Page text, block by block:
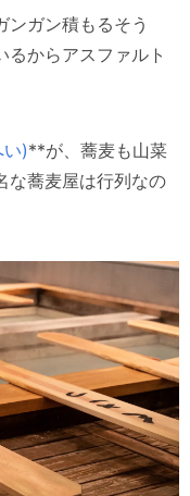
ンガン積もるそう
るからアスファルト
)**が、蕎麦も山菜
な蕎麦屋は行列なの